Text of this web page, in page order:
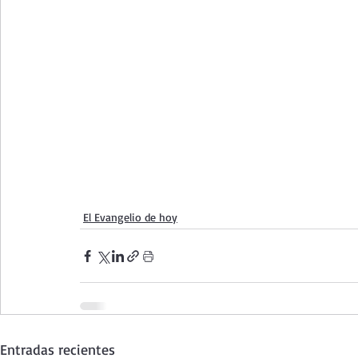
El Evangelio de hoy
Entradas recientes